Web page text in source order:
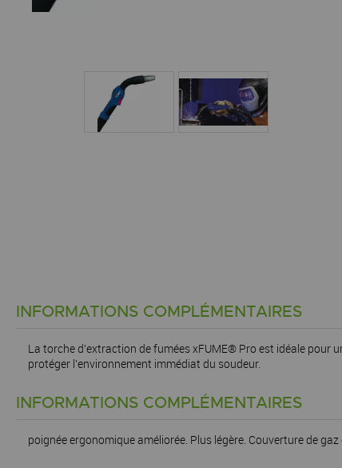
INFORMATIONS COMPLÉMENTAIRES
La torche d'extraction de fumées xFUME® Pro est idéale pour
protéger l'environnement immédiat du soudeur.
INFORMATIONS COMPLÉMENTAIRES
poignée ergonomique améliorée. Plus légère. Couverture de